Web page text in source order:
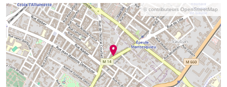
© contributeurs OpenStreetMap